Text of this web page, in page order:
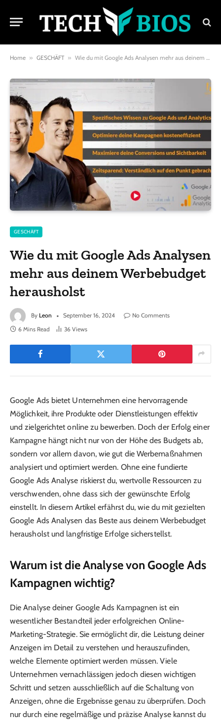
Home » GESCHÄFT » Wie du mit Google Ads Analysen mehr aus deinem Werbebudget herausholst
GESCHÄFT
Wie du mit Google Ads Analysen
mehr aus deinem Werbebudget
herausholst
By Leon September 16, 2024
No Comments
6 Mins Read
36 Views
Google Ads bietet Unternehmen eine hervorragende
Möglichkeit, ihre Produkte oder Dienstleistungen effektiv
und zielgerichtet online zu bewerben. Doch der Erfolg einer
Kampagne hängt nicht nur von der Höhe des Budgets ab,
sondern vor allem davon, wie gut die Werbemaßnahmen
analysiert und optimiert werden. Ohne eine fundierte
Google Ads Analyse riskierst du, wertvolle Ressourcen zu
verschwenden, ohne dass sich der gewünschte Erfolg
einstellt. In diesem Artikel erfährst du, wie du mit gezielten
Google Ads Analysen das Beste aus deinem Werbebudget
herausholst und langfristige Erfolge sicherstellst.
Warum ist die Analyse von Google Ads
Kampagnen wichtig?
Die Analyse deiner Google Ads Kampagnen ist ein
wesentlicher Bestandteil jeder erfolgreichen Online-
Marketing-Strategie. Sie ermöglicht dir, die Leistung deiner
Anzeigen im Detail zu verstehen und herauszufinden,
welche Elemente optimiert werden müssen. Viele
Unternehmen vernachlässigen jedoch diesen wichtigen
Schritt und setzen ausschließlich auf die Schaltung von
Anzeigen, ohne die Ergebnisse genau zu überprüfen. Doch
nur durch eine regelmäßige und präzise Analyse kannst du